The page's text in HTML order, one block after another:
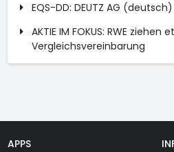
EQS-DD: DEUTZ AG (deutsch)
AKTIE IM FOKUS: RWE
Vergleichsvereinbarung
APPS